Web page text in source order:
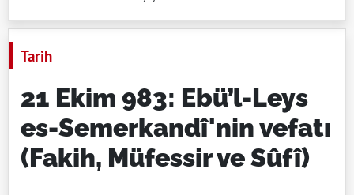
Tarih
21 Ekim 983: Ebü’l-Leys
es-Semerkandî'nin vefatı
(Fakih, Müfessir ve Sûfî)